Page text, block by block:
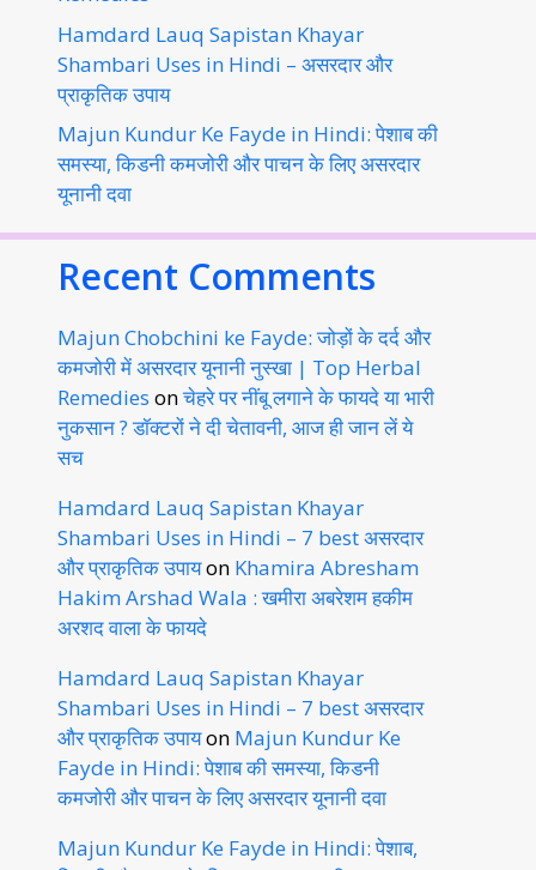
Hamdard Lauq Sapistan Khayar
Shambari Uses in Hindi – असरदार और
प्राकृतिक उपाय
Majun Kundur Ke Fayde in Hindi: पेशाब की
समस्या, किडनी कमजोरी और पाचन के लिए असरदार
यूनानी दवा
Recent Comments
Majun Chobchini ke Fayde: जोड़ों के दर्द और
कमजोरी में असरदार यूनानी नुस्खा | Top Herbal
Remedies onचेहरे पर नींबू लगाने के फायदे या भारी
नुकसान ? डॉक्टरों ने दी चेतावनी, आज ही जान लें ये
सच
Hamdard Lauq Sapistan Khayar
Shambari Uses in Hindi – 7 best असरदार
और प्राकृतिक उपायon Khamira Abresham
Hakim Arshad Wala : खमीरा अबरेशम हकीम
अरशद वाला के फायदे
Hamdard Lauq Sapistan Khayar
Shambari Uses in Hindi – 7 best असरदार
और प्राकृतिक उपायon Majun Kundur Ke
Fayde in Hindi: पेशाब की समस्या, किडनी
कमजोरी और पाचन के लिए असरदार यूनानी दवा
Majun Kundur Ke Fayde in Hindi: पेशाब,